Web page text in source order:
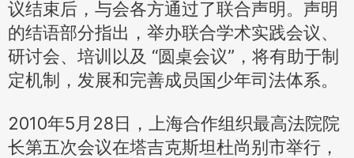
议结束后，与会各方通过了联合声明。声明
的结语部分指出，举办联合学术实践会议、
研讨会、培训以及 “圆桌会议”，将有助于制
定机制，发展和完善成员国少年司法体系。
2010年5月28日，上海合作组织最高法院院
长第五次会议在塔吉克斯坦杜尚别市举行，